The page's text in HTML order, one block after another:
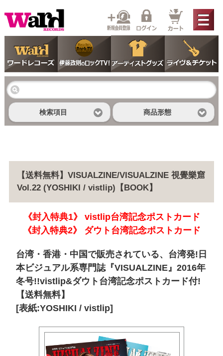
検索項目 商品形態
【送料無料】VISUALZINE/VISUALZINE 視覺樂窟
Vol.22 (YOSHIKI / vistlip)【BOOK】
《封入特典1》 vistlip台湾記念ポストカード
《封入特典2》 ダウト台湾記念ポストカード
台湾・香港・中国で販売されている、台湾発!日
本ビジュアル系専門誌『VISUALZINE』2016年
冬号!!vistlip&ダウト台湾記念ポストカード付!
【送料無料】
[表紙:YOSHIKI / vistlip]